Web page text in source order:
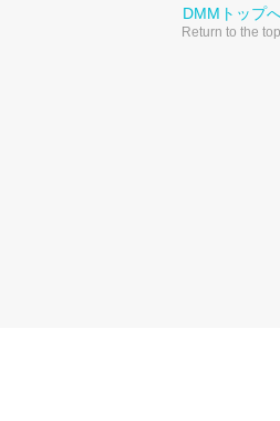
DMMトップ
Return to the